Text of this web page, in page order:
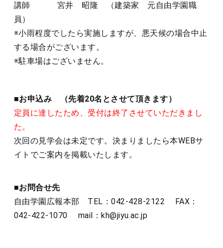
講師 宮井 昭隆 （建築家 元自由学園職
員）
※小雨程度でしたら実施しますが、悪天候の場合中止
する場合がございます。
※駐車場はございません。
■お申込み （先着20名とさせて頂きます）
定員に達したため、受付は終了させていただきまし
た。
次回の見学会は未定です。決まりましたら本WEBサ
イトでご案内を掲載いたします。
■お問合せ先
自由学園広報本部 TEL：042-428-2122 FAX：
042-422-1070 mail：kh@jiyu.ac.jp